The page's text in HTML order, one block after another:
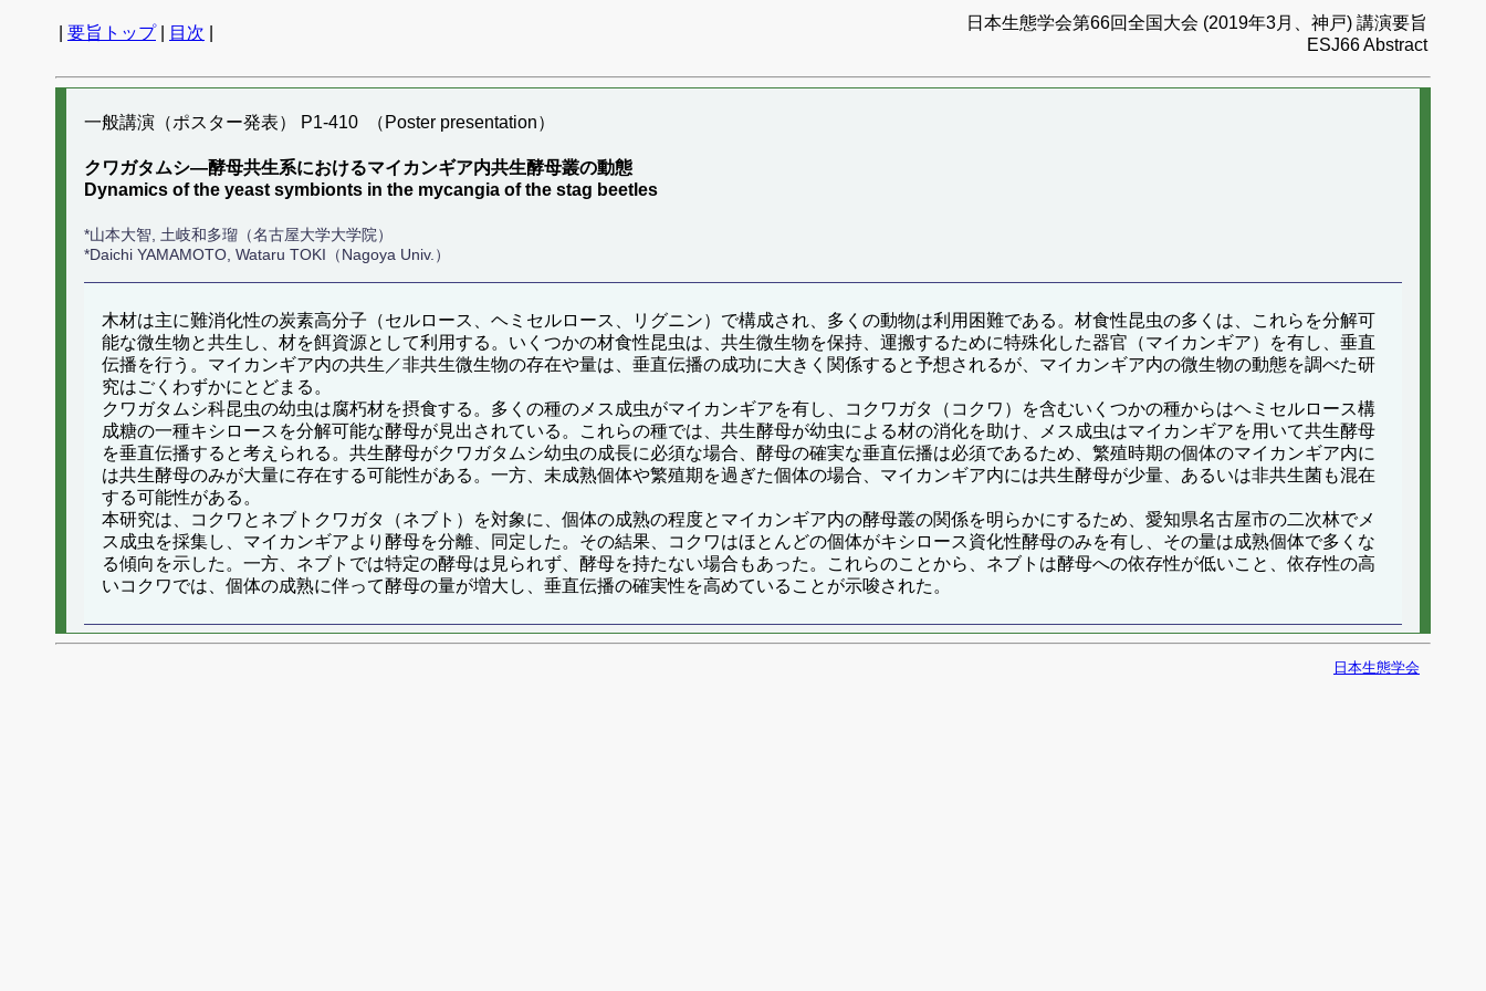
要旨トップ| 目次
日本生態学会第66回全国大会 (2019年3月、神戸) 講演要旨
ESJ66 Abstract
一般講演（ポスター発表） P1-410 （Poster presentation）
クワガタムシ―酵母共生系におけるマイカンギア内共生酵母叢の動態
Dynamics of the yeast symbionts in the mycangia of the stag beetles
*山本大智, 土岐和多瑠（名古屋大学大学院）
*Daichi YAMAMOTO, Wataru TOKI（Nagoya Univ.）
木材は主に難消化性の炭素高分子（セルロース、ヘミセルロース、リグニン）で構成され、多くの動物は利用困難である。材食性昆虫の多くは、これらを分解可
能な微生物と共生し、材を餌資源として利用する。いくつかの材食性昆虫は、共生微生物を保持、運搬するために特殊化した器官（マイカンギア）を有し、垂直
伝播を行う。マイカンギア内の共生／非共生微生物の存在や量は、垂直伝播の成功に大きく関係すると予想されるが、マイカンギア内の微生物の動態を調べた研
究はごくわずかにとどまる。
クワガタムシ科昆虫の幼虫は腐朽材を摂食する。多くの種のメス成虫がマイカンギアを有し、コクワガタ（コクワ）を含むいくつかの種からはヘミセルロース構
成糖の一種キシロースを分解可能な酵母が見出されている。これらの種では、共生酵母が幼虫による材の消化を助け、メス成虫はマイカンギアを用いて共生酵母
を垂直伝播すると考えられる。共生酵母がクワガタムシ幼虫の成長に必須な場合、酵母の確実な垂直伝播は必須であるため、繁殖時期の個体のマイカンギア内に
は共生酵母のみが大量に存在する可能性がある。一方、未成熟個体や繁殖期を過ぎた個体の場合、マイカンギア内には共生酵母が少量、あるいは非共生菌も混在
する可能性がある。
本研究は、コクワとネブトクワガタ（ネブト）を対象に、個体の成熟の程度とマイカンギア内の酵母叢の関係を明らかにするため、愛知県名古屋市の二次林でメ
ス成虫を採集し、マイカンギアより酵母を分離、同定した。その結果、コクワはほとんどの個体がキシロース資化性酵母のみを有し、その量は成熟個体で多くな
る傾向を示した。一方、ネブトでは特定の酵母は見られず、酵母を持たない場合もあった。これらのことから、ネブトは酵母への依存性が低いこと、依存性の高
いコクワでは、個体の成熟に伴って酵母の量が増大し、垂直伝播の確実性を高めていることが示唆された。
日本生態学会